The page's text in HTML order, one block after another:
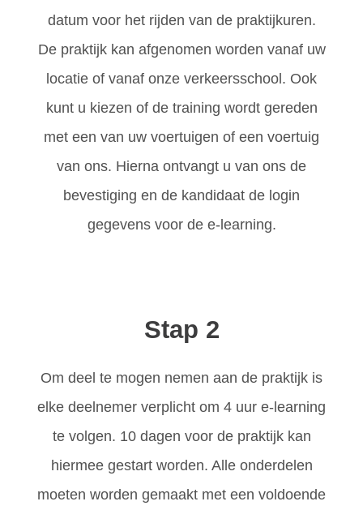
datum voor het rijden van de praktijkuren.
De praktijk kan afgenomen worden vanaf uw
locatie of vanaf onze verkeersschool. Ook
kunt u kiezen of de training wordt gereden
met een van uw voertuigen of een voertuig
van ons. Hierna ontvangt u van ons de
bevestiging en de kandidaat de login
gegevens voor de e-learning.
Stap 2
Om deel te mogen nemen aan de praktijk is
elke deelnemer verplicht om 4 uur e-learning
te volgen. 10 dagen voor de praktijk kan
hiermee gestart worden. Alle onderdelen
moeten worden gemaakt met een voldoende